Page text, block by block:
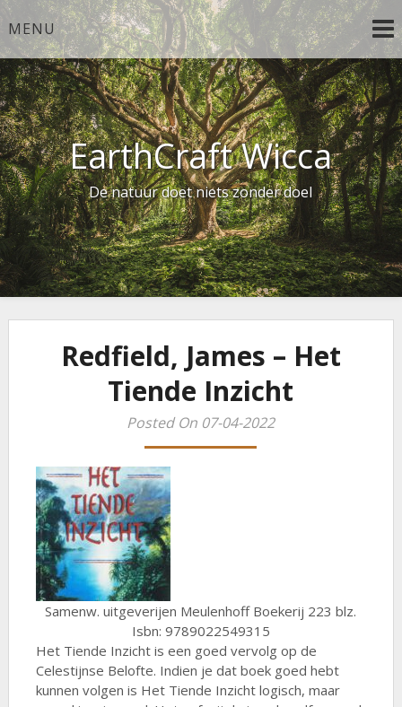
Ga
naar
de
inhoud
MENU
EarthCraft Wicca
De natuur doet niets zonder doel
Redfield, James – Het
Tiende Inzicht
Posted On 07-04-2022
Samenw. uitgeverijen Meulenhoff Boekerij 223 blz.
Isbn: 9789022549315
Het Tiende Inzicht is een goed vervolg op de
Celestijnse Belofte. Indien je dat boek goed hebt
kunnen volgen is Het Tiende Inzicht logisch, maar